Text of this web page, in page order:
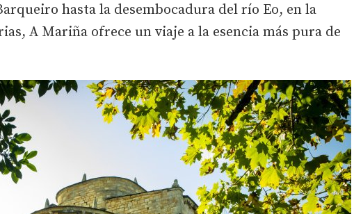
hasta la desembocadura del río Eo, en la
A Mariña ofrece un viaje a la esencia más pura de